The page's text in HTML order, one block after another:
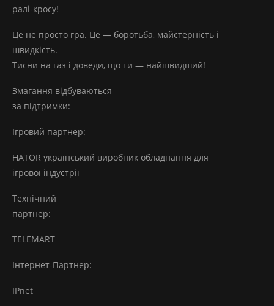
ралі-кросу!
Це не просто гра. Це — боротьба, майстерність і
швидкість.
Тисни на газ і доведи, що ти — найшвидший!
Змагання відбуваються
за підтримки:
Ігровий партнер:
HATOR український виробник обладнання для
ігрової індустрії
Технічний
партнер:
TELEMART
Інтернет-Партнер:
IPnet